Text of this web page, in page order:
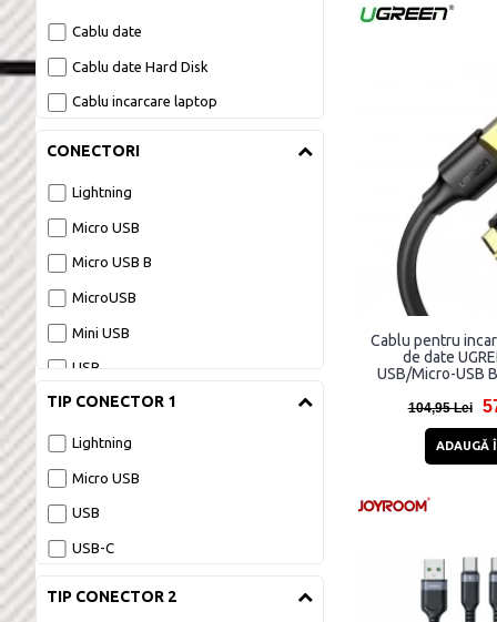
Cablu date
Cablu date Hard Disk
Cablu incarcare laptop
CONECTORI
Lightning
Micro USB
Micro USB B
MicroUSB
Mini USB
USB
USB-C
TIP CONECTOR 1
Lightning
Micro USB
USB
USB-C
TIP CONECTOR 2
Cablu pentru
de date
USB/Micro-USB
104,95 Lei
ADAUGĂ